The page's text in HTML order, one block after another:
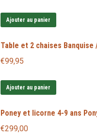
Ajouter au panier
Table et 2 chaises Banquise
€99,95
Ajouter au panier
Poney et licorne 4-9 ans
€299,00